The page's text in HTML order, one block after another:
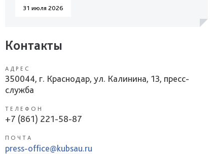
31 июля 2026
Контакты
АДРЕС
350044, г. Краснодар, ул. Калинина, 13, пресс-
служба
ТЕЛЕФОН
+7 (861) 221-58-87
ПОЧТА
press-office@kubsau.ru